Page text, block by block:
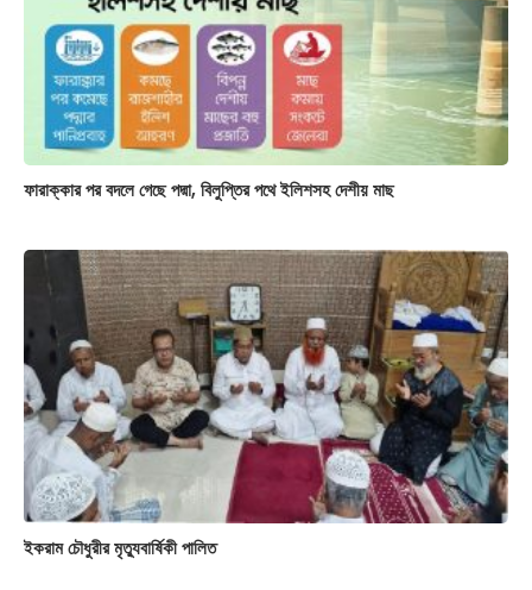
ফারাক্কার পর বদলে গেছে পদ্মা, বিলুপ্তির পথে ইলিশসহ দেশীয় মাছ
ইকরাম চৌধুরীর মৃত্যুবার্ষিকী পালিত